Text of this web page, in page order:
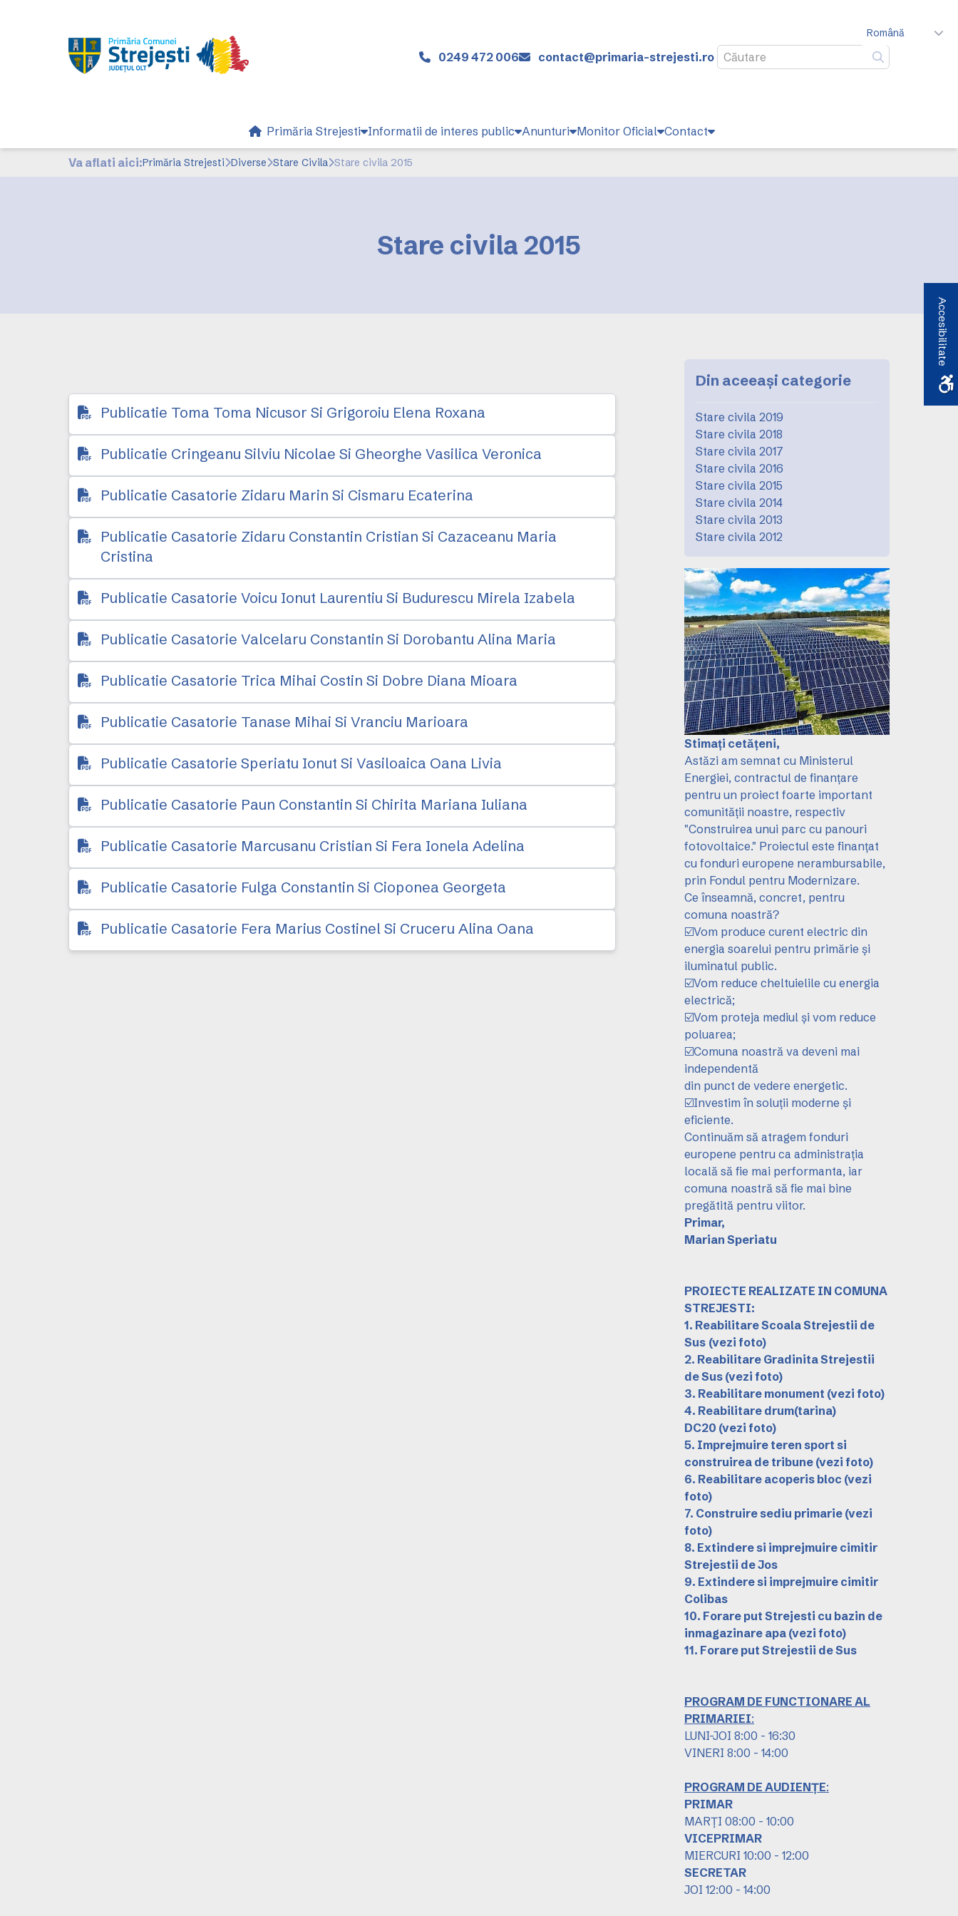
0249 472 006
contact@primaria-strejesti.ro
Caută
Română
Primăria Strejesti Informatii de interes public Anunturi Monitor Oficial Contact
Va aflati aici:Primăria Strejesti Diverse Stare Civila Stare civila 2015
Stare civila 2015
Publicatie Toma Toma Nicusor Si Grigoroiu Elena Roxana
Publicatie Cringeanu Silviu Nicolae Si Gheorghe Vasilica Veronica
Publicatie Casatorie Zidaru Marin Si Cismaru Ecaterina
Publicatie Casatorie Zidaru Constantin Cristian Si Cazaceanu Maria
Cristina
Publicatie Casatorie Voicu Ionut Laurentiu Si Budurescu Mirela Izabela
Publicatie Casatorie Valcelaru Constantin Si Dorobantu Alina Maria
Publicatie Casatorie Trica Mihai Costin Si Dobre Diana Mioara
Publicatie Casatorie Tanase Mihai Si Vranciu Marioara
Publicatie Casatorie Speriatu Ionut Si Vasiloaica Oana Livia
Publicatie Casatorie Paun Constantin Si Chirita Mariana Iuliana
Publicatie Casatorie Marcusanu Cristian Si Fera Ionela Adelina
Publicatie Casatorie Fulga Constantin Si Cioponea Georgeta
Publicatie Casatorie Fera Marius Costinel Si Cruceru Alina Oana
Din aceeași categorie
Stare civila 2019
Stare civila 2018
Stare civila 2017
Stare civila 2016
Stare civila 2015
Stare civila 2014
Stare civila 2013
Stare civila 2012
Stimați cetățeni,
Astăzi am semnat cu Ministerul
Energiei, contractul de finanțare
pentru un proiect foarte important
comunității noastre, respectiv
"Construirea unui parc cu panouri
fotovoltaice." Proiectul este finanțat
cu fonduri europene nerambursabile,
prin Fondul pentru Modernizare.
Ce înseamnă, concret, pentru
comuna noastră?
☑️Vom produce curent electric din
energia soarelui pentru primărie și
iluminatul public.
☑️Vom reduce cheltuielile cu energia
electrică;
☑️Vom proteja mediul și vom reduce
poluarea;
☑️Comuna noastră va deveni mai
independentă
din punct de vedere energetic.
☑️Investim în soluții moderne și
eficiente.
Continuăm să atragem fonduri
europene pentru ca administrația
locală să fie mai performanta, iar
comuna noastră să fie mai bine
pregătită pentru viitor.
Primar,
Marian Speriatu
PROIECTE REALIZATE IN COMUNA
STREJESTI:
1. Reabilitare Scoala Strejestii de
Sus (vezi foto)
2. Reabilitare Gradinita Strejestii
de Sus (vezi foto)
3. Reabilitare monument (vezi foto)
4. Reabilitare drum(tarina)
DC20 (vezi foto)
5. Imprejmuire teren sport si
construirea de tribune (vezi foto)
6. Reabilitare acoperis bloc (vezi
foto)
7. Construire sediu primarie (vezi
foto)
8. Extindere si imprejmuire cimitir
Strejestii de Jos
9. Extindere si imprejmuire cimitir
Colibas
10. Forare put Strejesti cu bazin de
inmagazinare apa (vezi foto)
11. Forare put Strejestii de Sus
PROGRAM DE FUNCTIONARE AL
PRIMARIEI:
LUNI-JOI 8:00 - 16:30
VINERI 8:00 - 14:00
PROGRAM DE AUDIENȚE:
PRIMAR
MARȚI 08:00 - 10:00
VICEPRIMAR
MIERCURI 10:00 - 12:00
SECRETAR
JOI 12:00 - 14:00
Accesibilitate